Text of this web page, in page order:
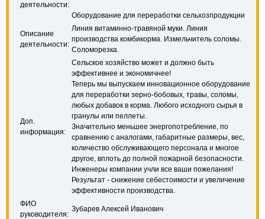
деятельности:
Оборудование для переработки сельхозпродукции
Описание
деятельности:
Линия витаминно-травяной муки. Линия
производства комбикорма. Измельчитель соломы.
Соломорезка.
Доп.
информация:
Сельское хозяйство может и должно быть
эффективнее и экономичнее!
Теперь мы выпускаем инновационное оборудование
для переработки зерно-бобовых, травы, соломы,
любых добавок в корма. Любого исходного сырья в
гранулы или пеллеты.
Значительно меньшее энергопотребление, по
сравнению с аналогами, габаритные размеры, вес,
количество обслуживающего персонала и многое
другое, вплоть до полной пожарной безопасности.
Инженеры компании учли все ваши пожелания!
Результат - снижение себестоимости и увеличение
эффективности производства.
ФИО
руководителя:
Зубарев Алексей Иванович